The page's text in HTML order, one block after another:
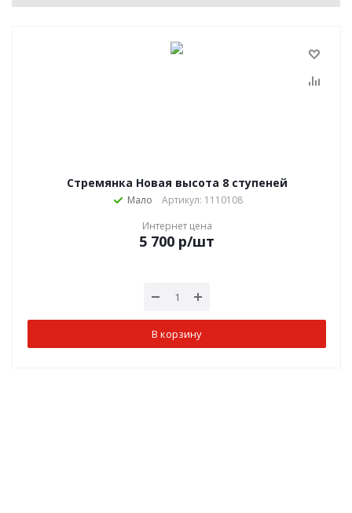
Стремянка Новая высота 8 ступеней
Мало
Артикул: 1110108
Интернет цена
5 700 р/шт
В корзину